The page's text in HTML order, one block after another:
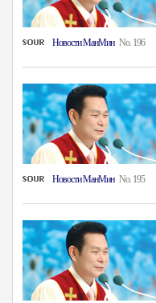
Hовости MанMинNo. 196
Hовости MанMинNo. 195